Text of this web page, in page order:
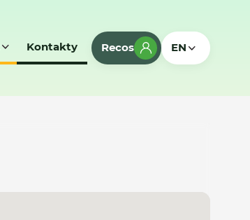
Kontakty Recos EN